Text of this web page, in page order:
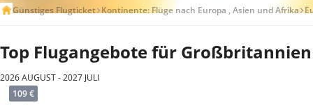
Günstiges Flugticket Kontinente: Flüge nach Europa , Asien und Afrika
Top Flugangebote für Großbritannien
2026 AUGUST - 2027 JULI